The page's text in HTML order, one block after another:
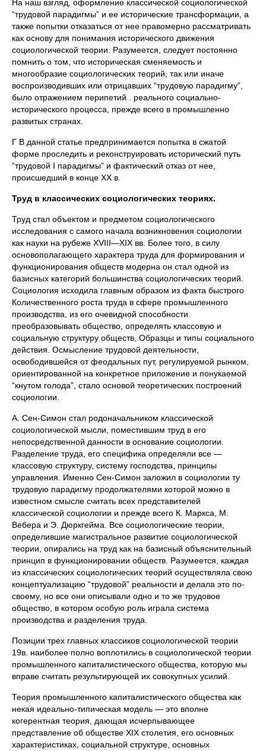
На наш взгляд, оформление классической социологической
“трудовой парадигмы” и ее исторические трансформации, а
также попытки отказаться от нее правомерно рассматривать
как основу для понимания исторического движения
социологической теории. Разумеется, следует постоянно
помнить о том, что историческая сменяемость и
многообразие социологических теорий, так или иначе
воспроизводивших или отрицавших “трудовую парадигму”,
было отражением перипетий . реального социально-
исторического процесса, прежде всего в промышленно
развитых странах.
Г В данной статье предпринимается попытка в сжатой
форме проследить и реконструировать исторический путь
“трудовой I парадигмы” и фактический отказ от нее,
происшедший в конце XX в.
Труд в классических социологических теориях.
Труд стал объектом и предметом социологического
исследования с самого начала возникновения социологии
как науки на рубеже XVIII—XIX вв. Более того, в силу
основополагающего характера труда для формирования и
функционирования обществ модерна он стал одной из
базисных категорий большинства социологических теорий.
Социология исходила главным образом из факта быстрого
Количественного роста труда в сфере промышленного
производства, из его очевидной способности
преобразовывать общество, определять классовую и
социальную структуру обществ, Образцы и типы социального
действия. Осмысление трудовой деятельности,
освободившейся от феодальных пут, регулируемой рынком,
ориентированной на конкретное приложение и понукаемой
“кнутом голода”, стало основой теоретических построений
социологии.
А. Сен-Симон стал родоначальником классической
социологической мысли, поместившим труд в его
непосредственной данности в основание социологии.
Разделение труда, его специфика определяли все —
классовую структуру, систему господства, принципы
управления. Именно Сен-Симон заложил в социологии ту
трудовую парадигму продолжателями которой можно в
известном смысле считать всех представителей
классической социологии и прежде всего К. Маркса, М.
Вебера и Э. Дюркгейма. Все социологические теории,
определившие магистральное развитие социологической
теории, опирались на труд как на базисный объяснительный
принцип в функционировании обществ. Разумеется, каждая
из классических социологических теорий осуществляла свою
концептуализацию “трудовой” реальности и делала это по-
своему, но все они описывали одно и то же трудовое
общество, в котором особую роль играла система
производства и разделения труда.
Позиции трех главных классиков социологической теории
19в. наиболее полно воплотились в социологической теории
промышленного капиталистического общества, которую мы
вправе считать результирующей их совокупных усилий.
Теория промышленного капиталистического общества как
некая идеально-типическая модель — это вполне
когерентная теория, дающая исчерпывающее
представление об обществе XIX столетия, его основных
характеристиках, социальной структуре, основных